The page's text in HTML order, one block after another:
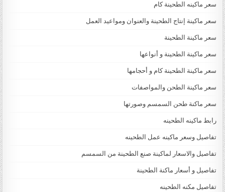
سعر ماكينه الطحينة كام
سعر ماكينة إنتاج الطحينة والعنوان ومواعيد العمل
سعر ماكينة الطحينة
سعر ماكينة الطحينة و أنواعها
سعر ماكينة الطحينة كام و أحجامها
سعر ماكينة الطحن والمواصفات
سعر ماكنة طحن السمسم وصورتها
رابط ماكينه الطحينه
تفاصيل وسعر ماكينه عمل الطحينه
تفاصيل والاسعار لماكينة صنع الطحينة من السمسم
تفاصيل و أسعار ماكنة الطحينة
تفاصيل مكنه الطحينه